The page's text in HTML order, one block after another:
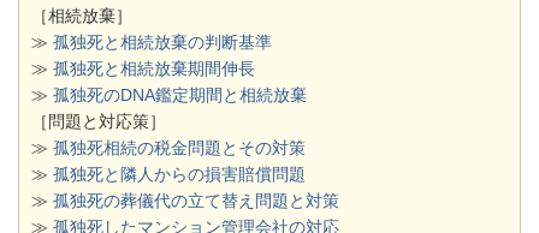
［相続放棄］
≫ 孤独死と相続放棄の判断基準
≫ 孤独死と相続放棄期間伸長
≫ 孤独死のDNA鑑定期間と相続放棄
［問題と対応策］
≫ 孤独死相続の税金問題とその対策
≫ 孤独死と隣人からの損害賠償問題
≫ 孤独死の葬儀代の立て替え問題と対策
≫ 孤独死したマンション管理会社の対応